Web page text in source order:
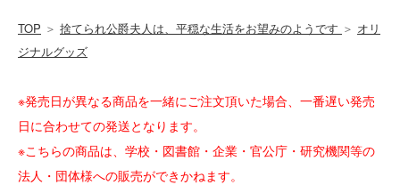
TOP ＞ 捨てられ公爵夫人は、平穏な生活をお望みのようです ＞ オリ
ジナルグッズ
※発売日が異なる商品を一緒にご注文頂いた場合、一番遅い発売
日に合わせての発送となります。
※こちらの商品は、学校・図書館・企業・官公庁・研究機関等の
法人・団体様への販売ができかねます。